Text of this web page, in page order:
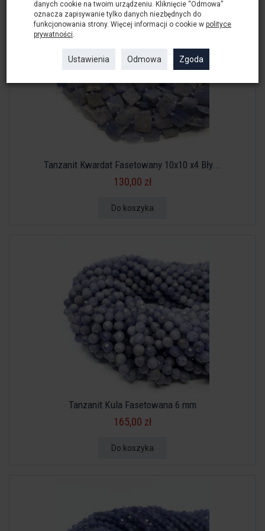
Tanzanit Kwardat Fasetowany 10x10 x4 Bły...
130,00 zł
Do koszyka
Tanzanit Kula Fasetowana 6 mm
165,00 zł
Do koszyka
danych cookie na twoim urządzeniu. Kliknięcie “Odmowa”
oznacza zapisywanie tylko danych niezbędnych do
funkcjonowania strony. Więcej informacji o cookie w polityce
prywatności
Ustawienia Odmowa Zgoda